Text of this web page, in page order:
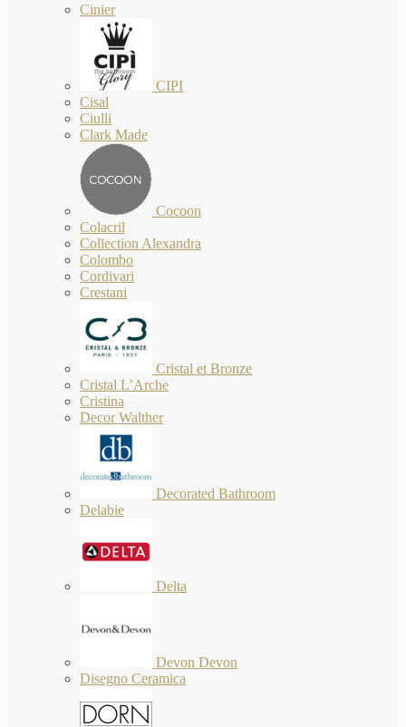
Cinier
CIPI
Cisal
Ciulli
Clark Made
Cocoon
Colacril
Collection Alexandra
Colombo
Cordivari
Crestani
Cristal et Bronze
Cristal L’Arche
Cristina
Decor Walther
Decorated Bathroom
Delabie
Delta
Devon Devon
Disegno Ceramica